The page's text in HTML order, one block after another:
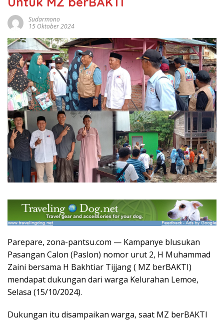
Sudarmono
15 Oktober 2024
Parepare, zona-pantsu.com — Kampanye blusukan
Pasangan Calon (Paslon) nomor urut 2, H Muhammad
Zaini bersama H Bakhtiar Tijjang ( MZ berBAKTI)
mendapat dukungan dari warga Kelurahan Lemoe,
Selasa (15/10/2024).
Dukungan itu disampaikan warga, saat MZ berBAKTI